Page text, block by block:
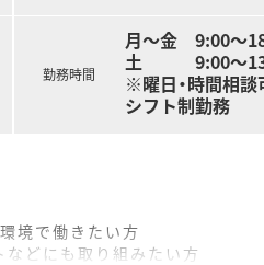
勤務時間
月～金 9:00～
土 9:00～
※曜日・時間相談
シフト制勤務
境で働きたい方
どにも取り組みたい方